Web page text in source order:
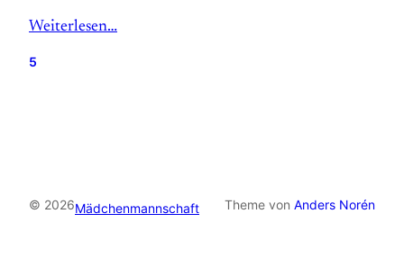
Weiterlesen…
5
© 2026Mädchenmannschaft Theme von Anders Norén